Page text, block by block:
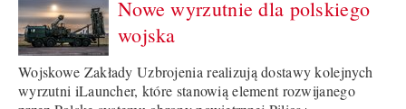
Nowe wyrzutnie dla polskiego
wojska
Wojskowe Zakłady Uzbrojenia realizują dostawy kolejnych
wyrzutni iLauncher, które stanowią element rozwijanego